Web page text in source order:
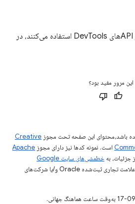
این مرور مفید بود؟
باشد،‌محتوای این صفحه تحت مجوز Creative
است. نمونه کدها نیز دارای مجوز Apache
جزئیات، به
خطمشی‌های سایت Google
مراجعه کنید. جاوا علامت تجاری ثبت‌شده Oracle و/یا شرکت‌های